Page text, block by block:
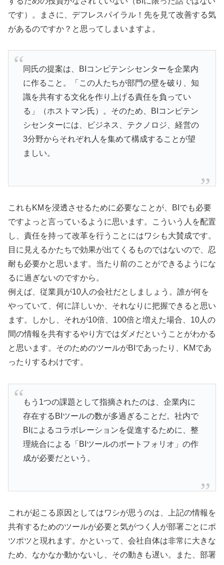
です）。まさに、デフレスパイラル！先を見て改善する気
があるのですか？と思ってしまいますよ。
同氏の提案は、BIコンピテンシセンターを企業内
に作ること。「この人たちが部門の壁を破り、知
識を共有する文化を作り上げる責任を負ってい
る」（ホストマン氏）。そのため、BIコンピテン
シセンターには、ビジネス、テクノロジ、経営の
3分野からそれぞれ人を集めて構成することが望
ましい。
これもKMを浸透させるために必要なことが、BIでも必要
ですよっと言っているように思います。こういう人を配置
し、責任を持って改革を行うことにはワシも大賛成です。
目に見えるかたちで効果が出てくるものではないので、忍
耐も必要かと思います。当たり前のことができるようにな
るに過ぎないのですから。
例えば、従業員が10人の会社だとしましょう。誰が何を
やっていて、何に詳しいか、それなりに把握できると思い
ます。しかし、それが10倍、100倍と増えた場合、10人の
間の情報を共有するやり方ではダメだということがわかる
と思います。そのためのツールがBIであったり、KMであ
ったりするわけです。
もう1つの課題として指摘されたのは、企業内に
存在するBIツールの数が多過ぎることだ。社内で
BIによるコラボレーションを促進するために、整
理統合による「BIツールのポートフォリオ」の作
成が必要だという。
これが起こる原因としてはワシが思うのは、上記の情報を
共有するためのツールが必要と気がつく人が部署ごとにポ
ツポツと現れます。かといって、会社自体は非常に大きな
ため、なかなか動かないし、その動きも遅い。また、部署